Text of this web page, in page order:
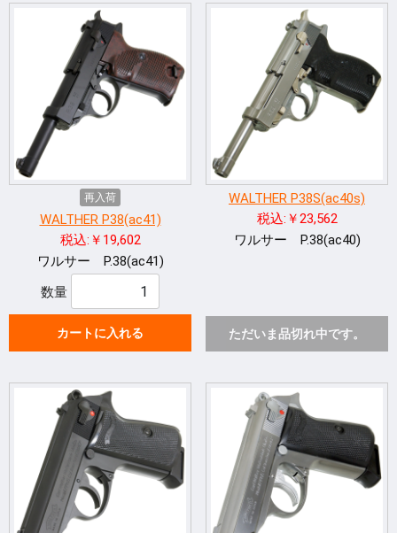
再入荷
WALTHER P38(ac41)
税込:￥19,602
ワルサー P.38(ac41)
数量
カートに入れる
WALTHER P38S(ac40s)
税込:￥23,562
ワルサー P.38(ac40)
ただいま品切れ中です。